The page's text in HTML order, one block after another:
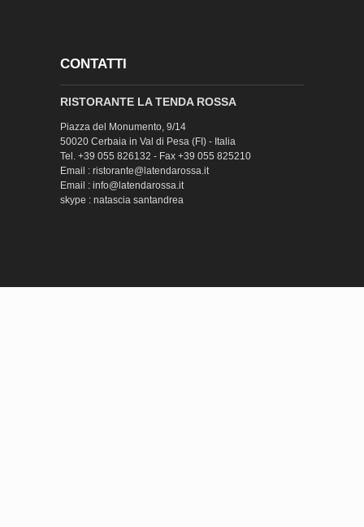
CONTATTI
RISTORANTE LA TENDA ROSSA
Piazza del Monumento, 9/14
50020 Cerbaia in Val di Pesa (FI) - Italia
Tel. +39 055 826132 - Fax +39 055 825210
Email : ristorante@latendarossa.it
Email : info@latendarossa.it
skype : natascia santandrea